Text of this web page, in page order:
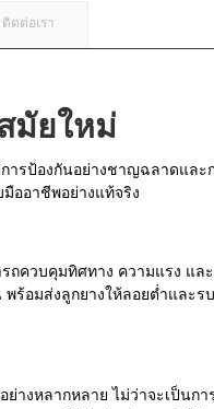
ติดต่อเรา
มัยใหม่
ารป้องกันอย่างชาญฉลาดและ
ออาชีพอย่างแท้จริง
รถควบคุมทิศทาง ความแรง แ
ร้อมส่งลูกยางให้ลอยต่ำและร
ย่างหลากหลาย ไม่ว่าจะเป็นก